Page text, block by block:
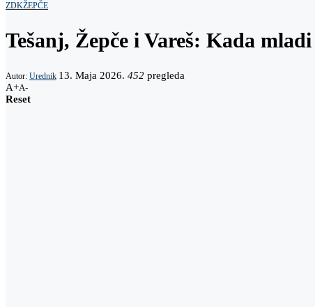
ZDKŽEPČE
Tešanj, Žepče i Vareš: Kada
Autor: Urednik 13. Maja 2026. 452 pregleda
A+A-
Reset